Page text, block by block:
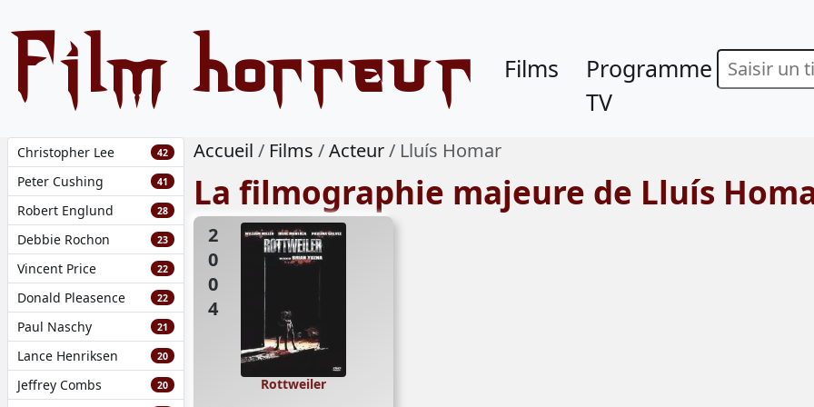
Film horreur Films
Programme
TV
Christopher Lee 42
Peter Cushing 41
Robert Englund 28
Debbie Rochon 23
Vincent Price 22
Donald Pleasence 22
Paul Naschy 21
Lance Henriksen 20
Jeffrey Combs 20
Accueil Films Acteur Lluís Homar
La filmographie majeure de Lluís
2004
Rottweiler